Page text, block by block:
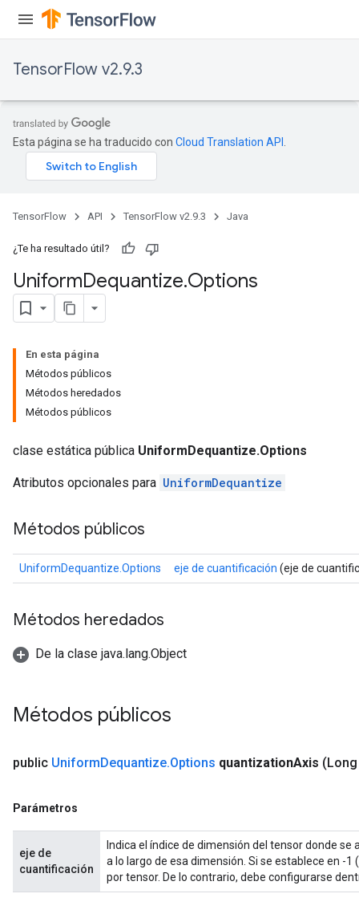
TensorFlow v2.9.3
Esta página se ha traducido con Cloud Translation API
TensorFlow API TensorFlow v2.9.3 Java
¿Te ha resultado útil?
UniformDequantize.Options
En esta página
Métodos públicos
Métodos heredados
Métodos públicos
clase estática pública UniformDequantize.Options
Atributos opcionales para UniformDequantize
Métodos públicos
UniformDequantize.Options eje de cuantificación (eje de
Métodos heredados
De la clase java.lang.Object
Métodos públicos
public UniformDequantize.Options quantizationAxis
Parámetros
eje de
cuantificación
Indica el índice de dimensión del tensor donde
a lo largo de esa dimensión. Si se establece en -
por tensor. De lo contrario, debe configurarse